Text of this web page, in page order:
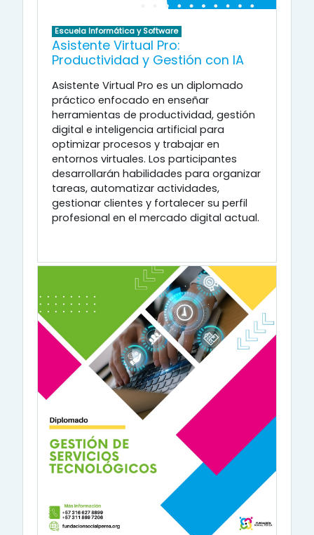
Escuela Informática y Software
Asistente Virtual Pro:
Productividad y Gestión con IA
Asistente Virtual Pro es un diplomado
práctico enfocado en enseñar
herramientas de productividad, gestión
digital e inteligencia artificial para
optimizar procesos y trabajar en
entornos virtuales. Los participantes
desarrollarán habilidades para organizar
tareas, automatizar actividades,
gestionar clientes y fortalecer su perfil
profesional en el mercado digital actual.